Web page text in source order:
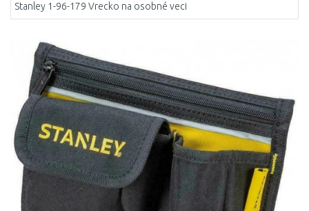
Stanley 1-96-179 Vrecko na osobné veci